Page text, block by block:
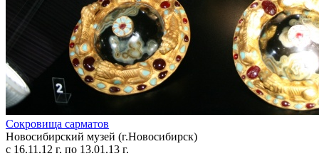
Сокровища сарматов
Новосибирский музей (г.Новосибирск)
с 16.11.12 г. по 13.01.13 г.